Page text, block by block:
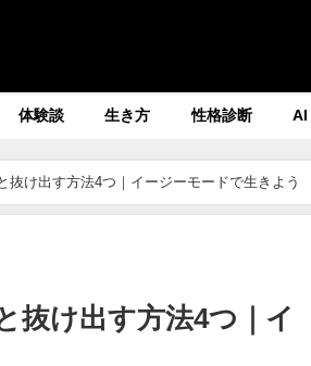
体験談 生き方 性格診断 AI
抜け出す方法4つ｜イージーモードで生きよう
抜け出す方法4つ｜イ